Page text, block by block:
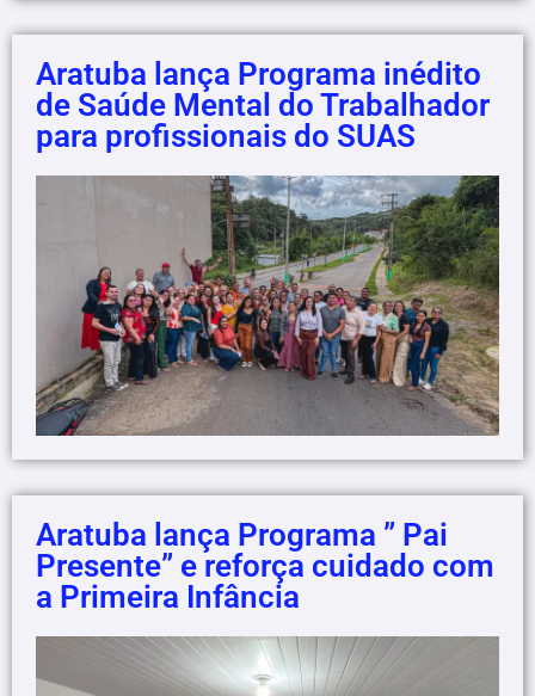
Aratuba lança Programa inédito
de Saúde Mental do Trabalhador
para profissionais do SUAS
Aratuba lança Programa ” Pai
Presente” e reforça cuidado com
a Primeira Infância